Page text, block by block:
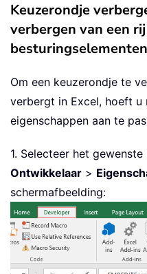
Keuzerondje
verbergen van een
Om een keuzerondje te
verbergt in Excel, hoeft u
eigenschappen aan te
1. Selecteer het
Ontwikkelaar >
schermafbeelding: